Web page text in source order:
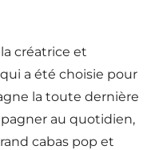
créatrice et
a été choisie pour
la toute dernière
au quotidien,
cabas pop et